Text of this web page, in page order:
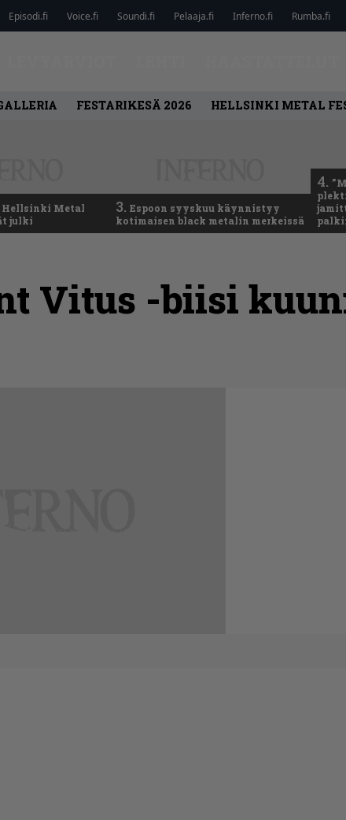
Episodi.fi Voice.fi Soundi.fi Pelaaja.fi Inferno.fi Rumba.fi
FESTARIKESÄ 2026 HELLSINKI METAL
Hellsinki Metal
julki
3. Espoon syyskuu käynnistyy
kotimaisen black metalin merkeissä
4.
Vitus -biisi